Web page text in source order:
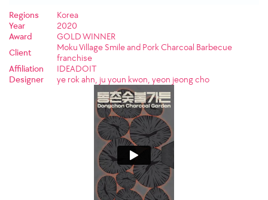
Regions
Korea
Year
2020
Award
GOLD WINNER
Client
Moku Village Smile and Pork Charcoal Barbecue
franchise
Affiliation
IDEADOIT
Designer
ye rok ahn, ju youn kwon, yeon jeong cho